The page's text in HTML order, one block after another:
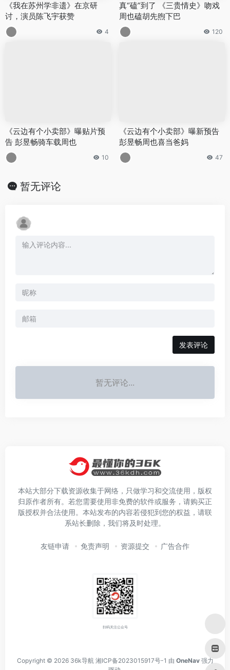
《我在苏州学非遗》在京研
讨，演员陈飞宇获赞
4
真“磕”到了 《三贵情史》吻戏
周也磕胡先煦下巴
120
《云边有个小卖部》曝贴片预
告 彭昱畅骑车载周也
10
《云边有个小卖部》曝新预告
彭昱畅周也喜当爸妈
47
暂无评论
发表评论
暂无评论...
本站大部分下载资源收集于网络，只做学习和交流使用，版权
归原作者所有。若您需要使用非免费的软件或服务，请购买正
版授权并合法使用。本站发布的内容若侵犯到您的权益，请联
系站长删除，我们将及时处理。
友链申请 免责声明 资源提交 广告合作
扫码关注公众号
Copyright © 2026 36k导航 湘ICP备2023015917号-1 由 OneNav 强力